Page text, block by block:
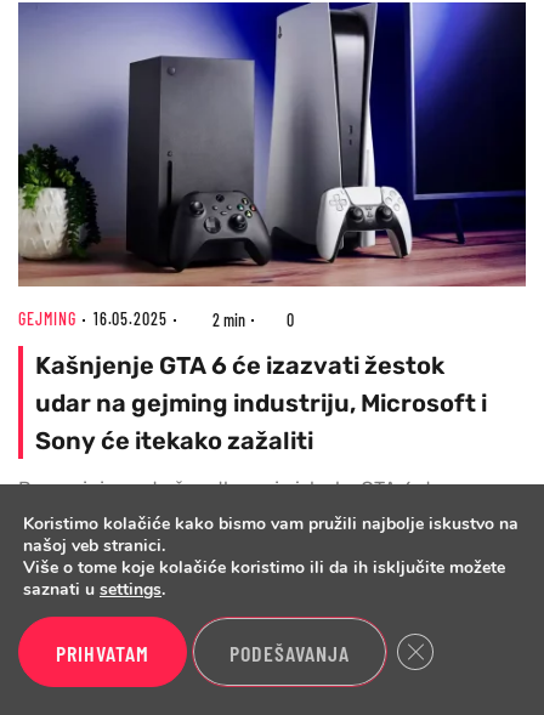
GEJMING 16.05.2025 2 min 0
Kašnjenje GTA 6 će izazvati žestok
udar na gejming industriju, Microsoft i
Sony će itekako zažaliti
Procenjuje se da če odlaganje izlaska GTA 6 do
maja iduće godine, gejming industriju koštati
vrtoglavih 2,7 milijardi dolara i dovesti do deficita od
21 milion manje prodatih igara
Koristimo kolačiće kako bismo vam pružili najbolje iskustvo na
našoj veb stranici.
Više o tome koje kolačiće koristimo ili da ih isključite možete
saznati u settings.
PRIHVATAM PODEŠAVANJA Close GDPR